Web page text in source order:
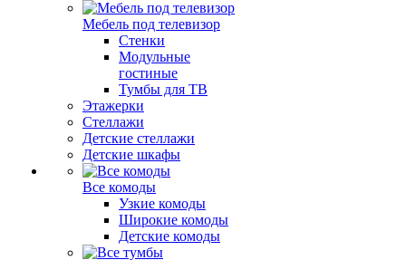
Мебель под телевизор
Стенки
Модульные
гостиные
Тумбы для ТВ
Этажерки
Стеллажи
Детские стеллажи
Детские шкафы
Все комоды
Узкие комоды
Широкие комоды
Детские комоды